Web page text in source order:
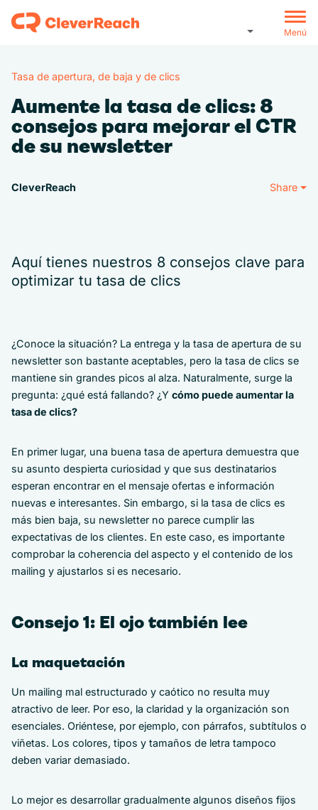
Menú
Tasa de apertura, de baja y de clics
Aumente la tasa de clics: 8
consejos para mejorar el CTR
de su newsletter
CleverReach Share
Aquí tienes nuestros 8 consejos clave para
optimizar tu tasa de clics
¿Conoce la situación? La entrega y la tasa de apertura de su
newsletter son bastante aceptables, pero la tasa de clics se
mantiene sin grandes picos al alza. Naturalmente, surge la
pregunta: ¿qué está fallando? ¿Y cómo puede aumentar la
tasa de clics?
En primer lugar, una buena tasa de apertura demuestra que
su asunto despierta curiosidad y que sus destinatarios
esperan encontrar en el mensaje ofertas e información
nuevas e interesantes. Sin embargo, si la tasa de clics es
más bien baja, su newsletter no parece cumplir las
expectativas de los clientes. En este caso, es importante
comprobar la coherencia del aspecto y el contenido de los
mailing y ajustarlos si es necesario.
Consejo 1: El ojo también lee
La maquetación
Un mailing mal estructurado y caótico no resulta muy
atractivo de leer. Por eso, la claridad y la organización son
esenciales. Oriéntese, por ejemplo, con párrafos, subtítulos o
viñetas. Los colores, tipos y tamaños de letra tampoco
deben variar demasiado.
Lo mejor es desarrollar gradualmente algunos diseños fijos